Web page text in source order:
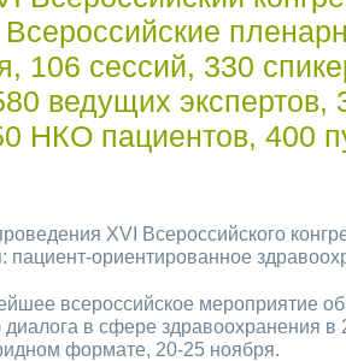
Всероссийские
106 сессий, 330
ведущих экспертов,
НКО пациентов, 400
XVI Всероссийского
пациент-ориентированное
всероссийское мероприятие
диалога в сфере здравоохранения в
формате, 20-25 ноября.